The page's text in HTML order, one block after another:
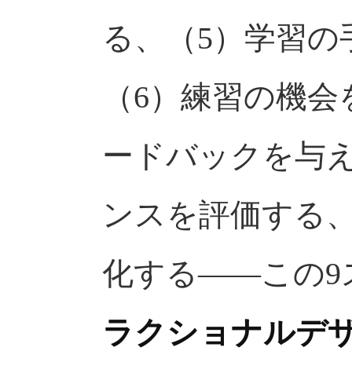
る、（5）学習
（6）練習の機
ードバックを与
ンスを評価する
化する——この9
ラクショナルデ